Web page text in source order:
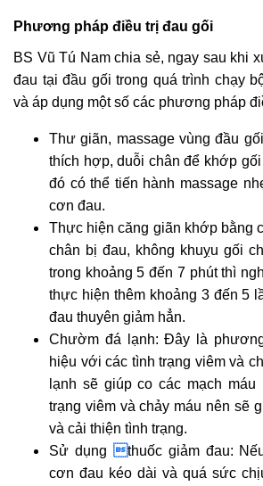
Phương pháp điều trị đau gối
BS Vũ Tú Nam chia sẻ, ngay sau khi
đau tại đầu gối trong quá trình chạy
và áp dụng một số các phương pháp
Thư giãn, massage vùng đầu
thích hợp, duỗi chân để khớp
đó có thể tiến hành massage
cơn đau.
Thực hiện căng giãn khớp bằng
chân bị đau, không khuỵu gối
trong khoảng 5 đến 7 phút thì
thực hiện thêm khoảng 3 đến 5
đau thuyên giảm hẳn.
Chườm đá lạnh: Đây là
hiệu với các tình trạng viêm và
lạnh sẽ giúp co các mạch máu
trạng viêm và chảy máu nên sẽ
và cải thiện tình trạng.
Sử dụng thuốc giảm đau:
cơn đau kéo dài và quá sức